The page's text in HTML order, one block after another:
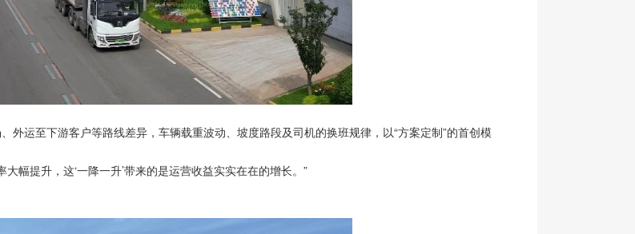
运至下游客户等路线差异，车辆载重波动、坡度路段及司机的换班规律，以“方案定制”的首创模
幅提升，这‘一降一升’带来的是运营收益实实在在的增长。”